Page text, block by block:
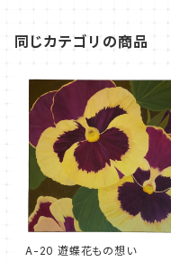
同じカテゴリの商品
A-20 遊蝶花もの想い